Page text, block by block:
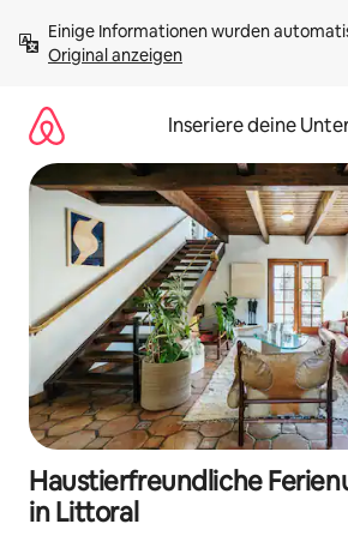
Inhalten
springenOriginal anzeigen
Inseriere deine
Haustierfreundliche
in Littoral